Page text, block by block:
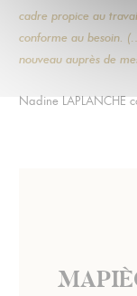
cadre propice au
conforme au besoin.
nouveau auprès de
Nadine LAPLANCHE